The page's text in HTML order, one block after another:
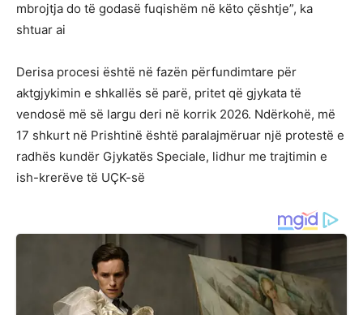
mbrojtja do të godasë fuqishëm në këto çështje”, ka
shtuar ai
Derisa procesi është në fazën përfundimtare për
aktgjykimin e shkallës së parë, pritet që gjykata të
vendosë më së largu deri në korrik 2026. Ndërkohë, më
17 shkurt në Prishtinë është paralajmëruar një protestë e
radhës kundër Gjykatës Speciale, lidhur me trajtimin e
ish-krerëve të UÇK-së